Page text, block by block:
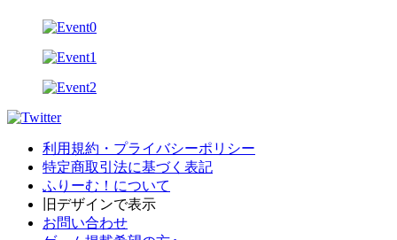
利用規約・プライバシーポリシー
特定商取引法に基づく表記
ふりーむ！について
旧デザインで表示
お問い合わせ